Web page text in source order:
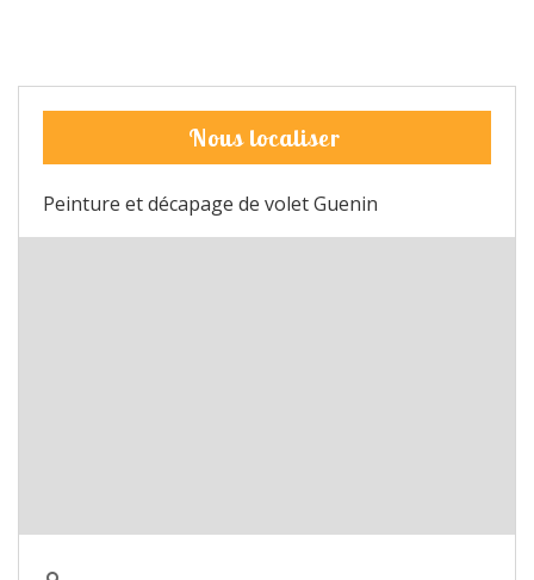
Nous localiser
Peinture et décapage de volet Guenin